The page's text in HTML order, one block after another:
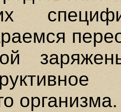
организма.